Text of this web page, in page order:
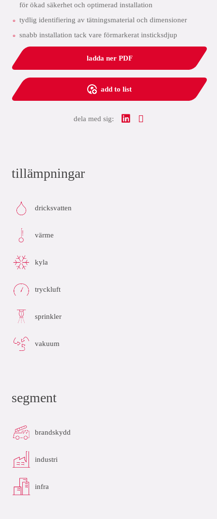
för ökad säkerhet och optimerad installation
tydlig identifiering av tätningsmaterial och dimensioner
snabb installation tack vare förmarkerat insticksdjup
ladda ner PDF
add to list
dela med sig:
tillämpningar
dricksvatten
värme
kyla
tryckluft
sprinkler
vakuum
segment
brandskydd
industri
infra